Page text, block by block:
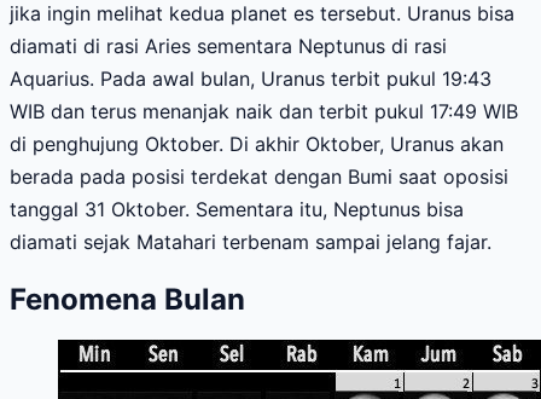
jika ingin melihat kedua planet es tersebut. Uranus bisa
diamati di rasi Aries sementara Neptunus di rasi
Aquarius. Pada awal bulan, Uranus terbit pukul 19:43
WIB dan terus menanjak naik dan terbit pukul 17:49 WIB
di penghujung Oktober. Di akhir Oktober, Uranus akan
berada pada posisi terdekat dengan Bumi saat oposisi
tanggal 31 Oktober. Sementara itu, Neptunus bisa
diamati sejak Matahari terbenam sampai jelang fajar.
Fenomena Bulan